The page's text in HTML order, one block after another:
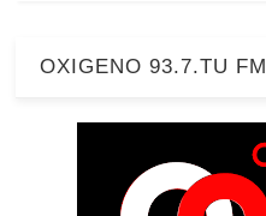
OXIGENO 93.7.TU FM